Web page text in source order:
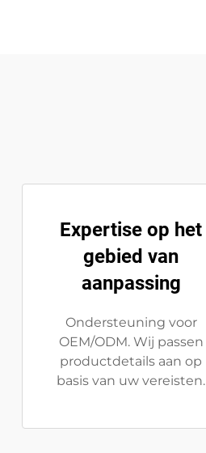
Expertise op het
gebied van
aanpassing
Ondersteuning voor
OEM/ODM. Wij passen
productdetails aan op
basis van uw vereisten.